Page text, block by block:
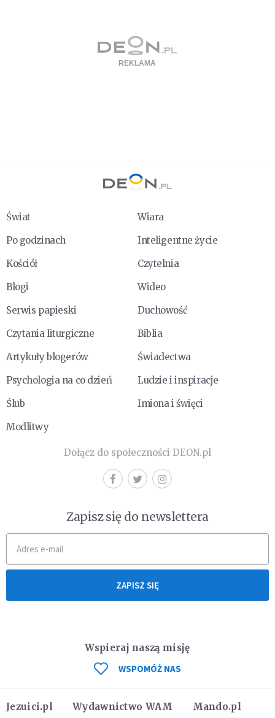
Świat
Wiara
Po godzinach
Inteligentne życie
Kościół
Czytelnia
Blogi
Wideo
Serwis papieski
Duchowość
Czytania liturgiczne
Biblia
Artykuły blogerów
Świadectwa
Psychologia na co dzień
Ludzie i inspiracje
Ślub
Imiona i święci
Modlitwy
Dołącz do społeczności DEON.pl
Zapisz się do newslettera
ZAPISZ SIĘ
Jezuici.pl Wydawnictwo WAM Mando.pl
Wspieraj naszą misję
WSPOMÓŻ NAS